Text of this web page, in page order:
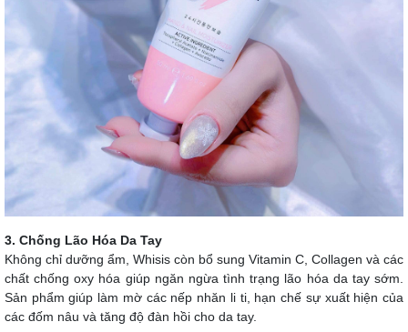
3. Chống Lão Hóa Da Tay
Không chỉ dưỡng ẩm, Whisis còn bổ sung Vitamin C, Collagen và các
chất chống oxy hóa giúp ngăn ngừa tình trạng lão hóa da tay sớm.
Sản phẩm giúp làm mờ các nếp nhăn li ti, hạn chế sự xuất hiện của
các đốm nâu và tăng độ đàn hồi cho da tay.